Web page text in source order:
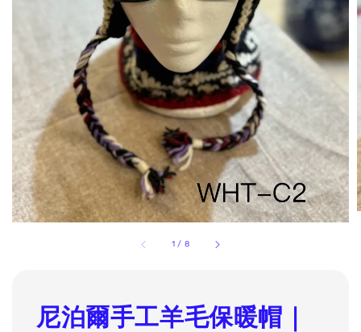
1 / 8
尼泊爾手工羊毛保暖帽｜